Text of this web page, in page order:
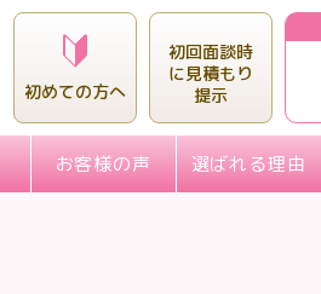
初めての方へ
初回面談時
に見積もり
提示
お客様の声 選ばれる理由